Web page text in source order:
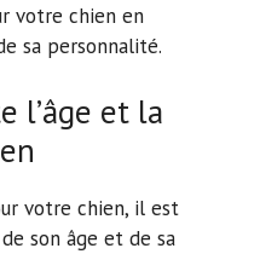
votre chien en
sa personnalité.
l’âge et la
votre chien, il est
son âge et de sa